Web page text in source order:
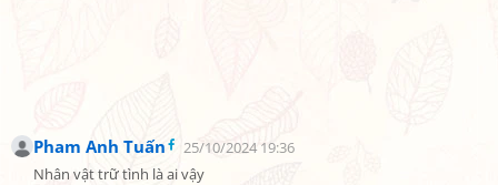
Pham Anh Tuấn
25/10/2024 19:36
Nhân vật trữ tình là ai vậy